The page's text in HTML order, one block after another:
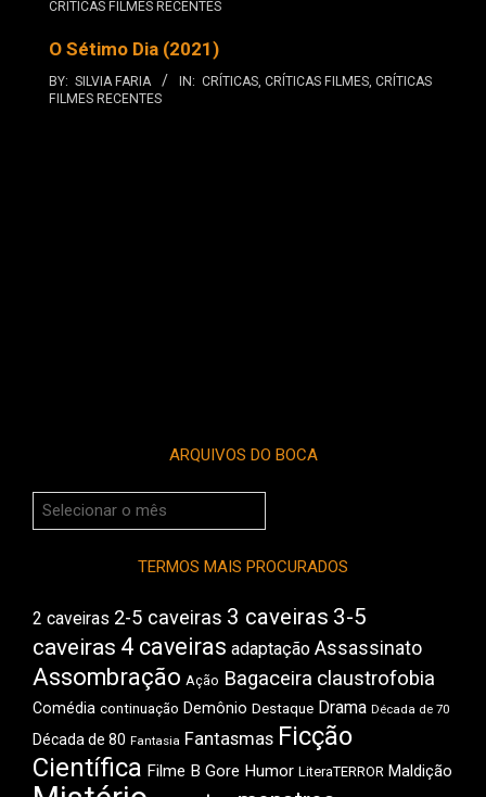
CRÍTICAS FILMES RECENTES
O Sétimo Dia (2021)
BY: SILVIA FARIA IN: CRÍTICAS, CRÍTICAS FILMES, CRÍTICAS
FILMES RECENTES
ARQUIVOS DO BOCA
Arquivos
do
TERMOS MAIS PROCURADOS
2 caveiras 2-5 caveiras 3 caveiras 3-5
caveiras 4 caveiras adaptação Assassinato
Assombração Ação Bagaceira claustrofobia
Comédia continuação Demônio Destaque Drama Década de 70
Década de 80 Fantasia Fantasmas Ficção
Científica Filme B Gore Humor LiteraTERROR Maldição